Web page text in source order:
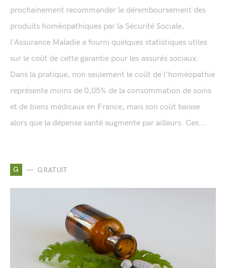
prochainement recommander le déremboursement des
produits homéopathiques par la Sécurité Sociale,
l'Assurance Maladie a fourni quelques statistiques utiles
sur le coût de cette garantie pour les assurés sociaux.
Dans la pratique, non seulement le coût de l'homéopathie
représente moins de 0,05% de la consommation de soins
et de biens médicaux en France, mais son coût baisse
alors que la dépense santé augmente par ailleurs. Ces...
G GRATUIT